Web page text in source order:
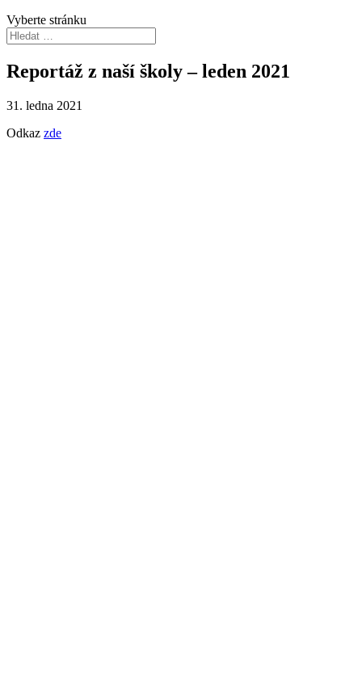
Vyberte stránku
Reportáž z naší školy – leden 2021
31. ledna 2021
Odkaz zde